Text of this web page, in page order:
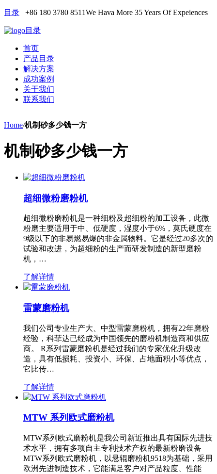
目录 +86 180 3780 8511We Hava More 35 Years Of Expeiences
目录
首页
产品目录
解决方案
成功案例
关于我们
联系我们
Home/机制砂多少钱一方
机制砂多少钱一方
超细微粉磨粉机
超细微粉磨粉机是一种细粉及超细粉的加工设备，此微
粉磨主要适用于中、低硬度，湿度小于6%，莫氏硬度在
9级以下的非易燃易爆的非金属物料。它是经过20多次的
试验和改进，为超细粉的生产而研发制造的新型磨粉
机，…
了解详情
雷蒙磨粉机
我们公司专业生产大、中型雷蒙磨粉机，拥有22年磨粉
经验，科菲达已经成为中国领先的磨粉机制造商和供应
商。 R系列雷蒙磨粉机是经过我们的专家优化升级改
造，具有低损耗、投资小、环保、占地面积小等优点，
它比传…
了解详情
MTW 系列欧式磨粉机
MTW系列欧式磨粉机是我公司新近推出具有国际先进技
术水平，拥有多项自主专利技术产权的最新粉磨设备—
MTW系列欧式磨粉机，以悬辊磨粉机9518为基础，采用
欧洲先进制造技术，它能满足客户对产品粒度、性能